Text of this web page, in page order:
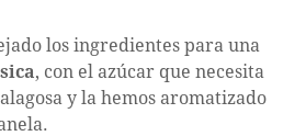
los ingredientes para una
, con el azúcar que necesita
y la hemos aromatizado